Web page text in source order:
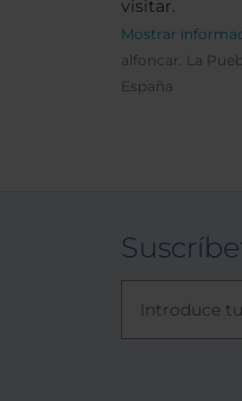
visitar.
Mostrar
alfoncar.
La
España